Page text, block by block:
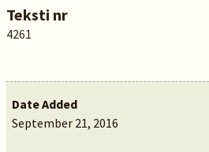
Teksti nr
4261
Date Added
September 21, 2016